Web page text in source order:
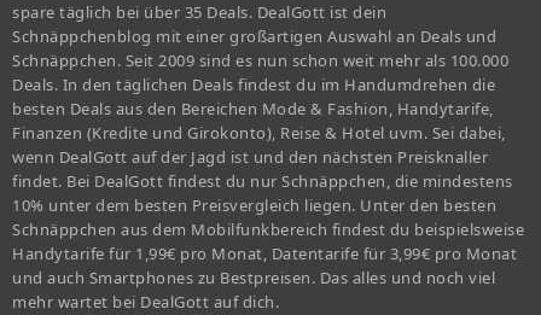
spare täglich bei über 35 Deals. DealGott ist dein
Schnäppchenblog mit einer großartigen Auswahl an Deals und
Schnäppchen. Seit 2009 sind es nun schon weit mehr als 100.000
Deals. In den täglichen Deals findest du im Handumdrehen die
besten Deals aus den Bereichen Mode & Fashion, Handytarife,
Finanzen (Kredite und Girokonto), Reise & Hotel uvm. Sei dabei,
wenn DealGott auf der Jagd ist und den nächsten Preisknaller
findet. Bei DealGott findest du nur Schnäppchen, die mindestens
10% unter dem besten Preisvergleich liegen. Unter den besten
Schnäppchen aus dem Mobilfunkbereich findest du beispielsweise
Handytarife für 1,99€ pro Monat, Datentarife für 3,99€ pro Monat
und auch Smartphones zu Bestpreisen. Das alles und noch viel
mehr wartet bei DealGott auf dich.